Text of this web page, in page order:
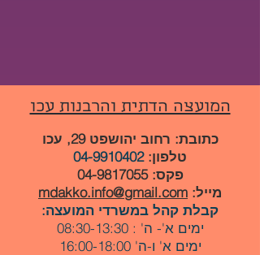
המועצה הדתית והרבנות עכו
כתובת: רחוב יהושפט 29, עכו
טלפון:04-9910402
פקס:04-9817055
מייל: mdakko.info@gmail.com
קבלת קהל במשרדי המועצה:
ימים א'- ה' : 08:30-13:30
ימים א' ו-ה' 16:00-18:00